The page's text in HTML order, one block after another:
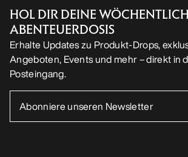
HOL DIR DEINE
ABENTEUERDOSIS
Erhalte Updates zu Produkt-Drops,
Angeboten, Events und mehr – direkt in
Posteingang.